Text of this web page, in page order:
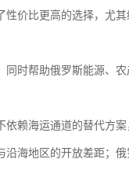
价比更高的选择，尤
时帮助俄罗斯能源、
赖海运通道的替代方案
海地区的开放差距；俄